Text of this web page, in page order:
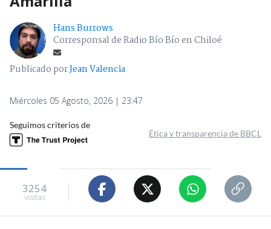
Detectan que particular intervino
cauce y erosionó zona de bypass
Amarilla
Hans Burrows
Corresponsal de Radio Bío Bío en Chiloé